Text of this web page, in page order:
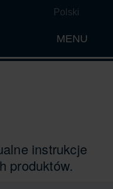
Polski
MENU
instrukcje
produktów.